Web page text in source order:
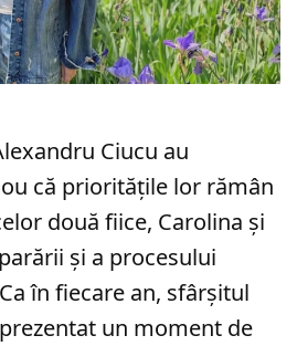
Ciucu au
că prioritățile lor rămân
două fiice, Carolina și
și a procesului
în fiecare an, sfârșitul
un moment de